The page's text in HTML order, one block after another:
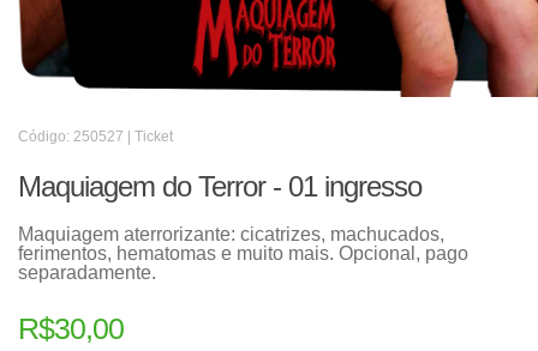
Código: 250527 | Ticket
Maquiagem do Terror - 01 ingresso
Maquiagem aterrorizante: cicatrizes, machucados,
ferimentos, hematomas e muito mais. Opcional, pago
separadamente.
R$30,00